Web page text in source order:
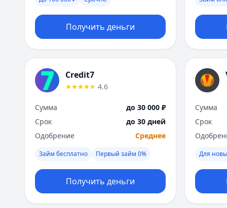
Получить деньги
Credit7
4.6
Сумма
до 30 000 ₽
Срок
до 30 дней
Одобрение
Среднее
Займ бесплатно Первый займ 0%
Получить деньги
Сумма
Срок
Для